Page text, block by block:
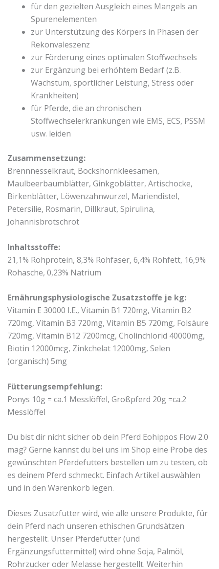
für den gezielten Ausgleich eines Mangels an
Spurenelementen
zur Unterstützung des Körpers in Phasen der
Rekonvaleszenz
zur Förderung eines optimalen Stoffwechsels
zur Ergänzung bei erhöhtem Bedarf (z.B.
Wachstum, sportlicher Leistung, Stress oder
Krankheiten)
für Pferde, die an chronischen
Stoffwechselerkrankungen wie EMS, ECS, PSSM
usw. leiden
Zusammensetzung:
Brennnesselkraut, Bockshornkleesamen,
Maulbeerbaumblätter, Ginkgoblätter, Artischocke,
Birkenblätter, Löwenzahnwurzel, Mariendistel,
Petersilie, Rosmarin, Dillkraut, Spirulina,
Johannisbrotschrot
Inhaltsstoffe:
21,1% Rohprotein, 8,3% Rohfaser, 6,4% Rohfett, 16,9%
Rohasche, 0,23% Natrium
Ernährungsphysiologische Zusatzstoffe je kg:
Vitamin E 30000 I.E., Vitamin B1 720mg, Vitamin B2
720mg, Vitamin B3 720mg, Vitamin B5 720mg, Folsäure
720mg, Vitamin B12 7200mcg, Cholinchlorid 40000mg,
Biotin 12000mcg, Zinkchelat 12000mg, Selen
(organisch) 5mg
Fütterungsempfehlung:
Ponys 10g = ca.1 Messlöffel, Großpferd 20g =ca.2
Messlöffel
Du bist dir nicht sicher ob dein Pferd Eohippos Flow 2.0
mag? Gerne kannst du bei uns im Shop eine Probe des
gewünschten Pferdefutters bestellen um zu testen, ob
es deinem Pferd schmeckt. Einfach Artikel auswählen
und in den Warenkorb legen.
Dieses Zusatzfutter wird, wie alle unsere Produkte, für
dein Pferd nach unseren ethischen Grundsätzen
hergestellt. Unser Pferdefutter (und
Ergänzungsfuttermittel) wird ohne Soja, Palmöl,
Rohrzucker oder Melasse hergestellt. Weiterhin